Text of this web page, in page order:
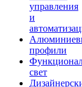
управления
и
профили
свет